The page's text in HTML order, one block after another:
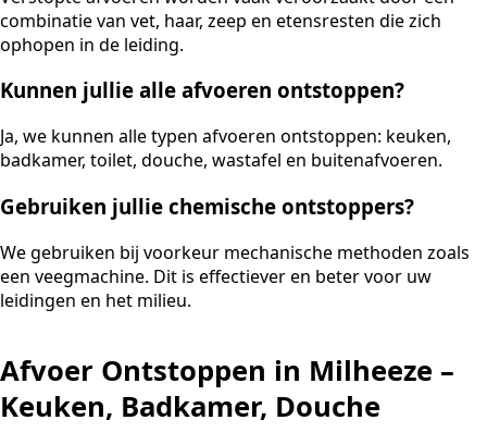
combinatie van vet, haar, zeep en etensresten die zich
ophopen in de leiding.
Kunnen jullie alle afvoeren ontstoppen?
Ja, we kunnen alle typen afvoeren ontstoppen: keuken,
badkamer, toilet, douche, wastafel en buitenafvoeren.
Gebruiken jullie chemische ontstoppers?
We gebruiken bij voorkeur mechanische methoden zoals
een veegmachine. Dit is effectiever en beter voor uw
leidingen en het milieu.
Afvoer Ontstoppen in Milheeze –
Keuken, Badkamer, Douche